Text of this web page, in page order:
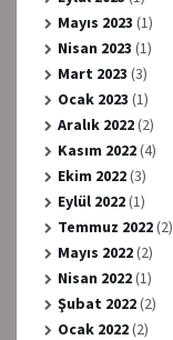
Mayıs 2023 (1)
Nisan 2023 (1)
Mart 2023 (3)
Ocak 2023 (1)
Aralık 2022(2)
Kasım 2022(4)
Ekim 2022(3)
Eylül 2022(1)
Temmuz 2022(2)
Mayıs 2022(2)
Nisan 2022(1)
Şubat 2022(2)
Ocak 2022(2)